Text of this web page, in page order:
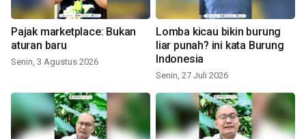
Pajak marketplace: Bukan
aturan baru
Senin, 3 Agustus 2026
Lomba kicau bikin burung
liar punah? ini kata Burung
Indonesia
Senin, 27 Juli 2026